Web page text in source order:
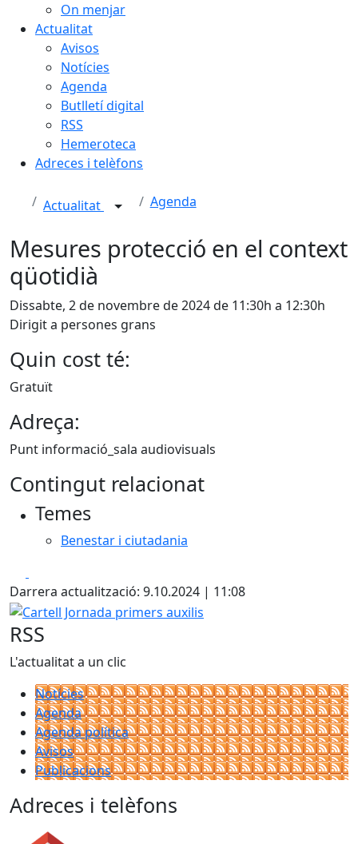
On menjar
Actualitat
Avisos
Notícies
Agenda
Butlletí digital
RSS
Hemeroteca
Adreces i telèfons
Actualitat Agenda
Mesures protecció en el context
qüotidià
Dissabte, 2 de novembre de 2024 de 11:30h a 12:30h
Dirigit a persones grans
Quin cost té:
Gratuït
Adreça:
Punt informació_sala audiovisuals
Contingut relacionat
Temes
Benestar i ciutadania
Darrera actualització: 9.10.2024 | 11:08
Cartell Jornada primers auxilis
RSS
L'actualitat a un clic
Notícies
Agenda
Agenda política
Avisos
Publicacions
Adreces i telèfons